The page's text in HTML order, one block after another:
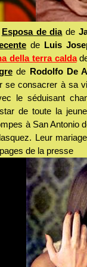
Esposa de diade
de Luis
della terra calda
de Rodolfo De
se consacrer à sa
le séduisant
de toute la
à San Antonio
Leur
de la presse